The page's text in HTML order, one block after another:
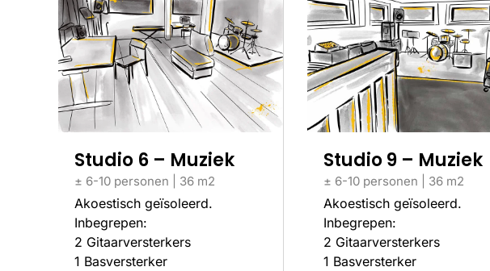
Studio 6 – Muziek
± 6-10 personen | 36 m2
Akoestisch geïsoleerd.
Inbegrepen:
2 Gitaarversterkers
1 Basversterker
Studio 9 – Muziek
± 6-10 personen | 36 m2
Akoestisch geïsoleerd.
Inbegrepen:
2 Gitaarversterkers
1 Basversterker